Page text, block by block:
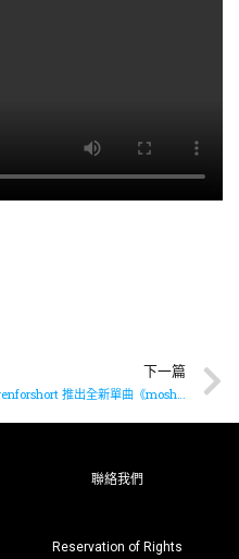
下一篇
renforshort 推出全新單曲《moshpit》
聯絡我們
Reservation of Rights